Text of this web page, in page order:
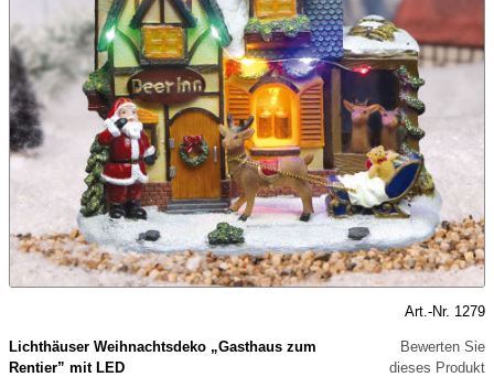
Art.-Nr. 1279
Lichthäuser Weihnachtsdeko „Gasthaus zum
Rentier” mit LED
Bewerten Sie
dieses Produkt